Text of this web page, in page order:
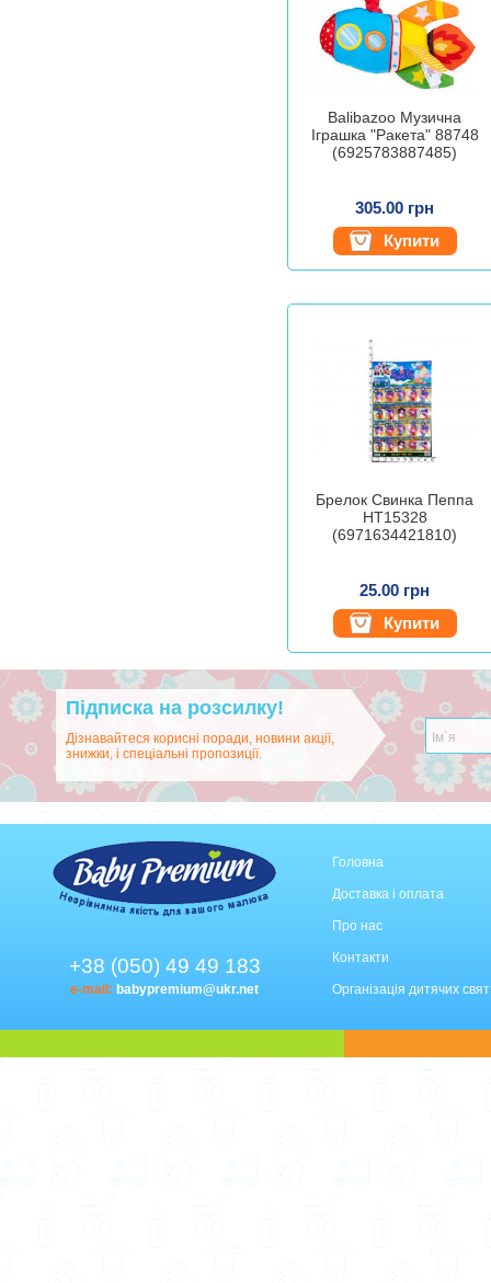
Balibazoo Музична
Іграшка "Ракета" 88748
(6925783887485)
305.00 грн
Купити
Брелок Свинка Пеппа
HT15328
(6971634421810)
25.00 грн
Купити
Підписка на розсилку!
Дізнавайтеся корисні поради, новини акції,
знижки, і спеціальні пропозиції.
+38 (050) 49 49 183
e-mail: babypremium@ukr.net
Головна
Доставка і оплата
Про нас
Контакти
Організація дитячих свят